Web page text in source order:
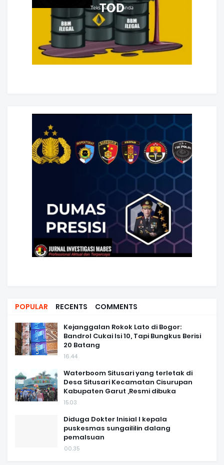
POPULAR RECENTS COMMENTS
Kejanggalan Rokok Lato di Bogor:
Bandrol Cukai Isi 10, Tapi Bungkus Berisi
20 Batang
16.44
Waterboom Situsari yang terletak di
Desa Situsari Kecamatan Cisurupan
Kabupaten Garut ,Resmi dibuka
15.03
Diduga Dokter Inisial I kepala
puskesmas sungaililin dalang
pemalsuan
00.35